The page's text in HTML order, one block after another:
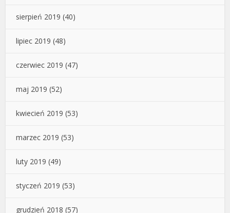
sierpień 2019 (40)
lipiec 2019 (48)
czerwiec 2019 (47)
maj 2019 (52)
kwiecień 2019 (53)
marzec 2019 (53)
luty 2019 (49)
styczeń 2019 (53)
grudzień 2018 (57)